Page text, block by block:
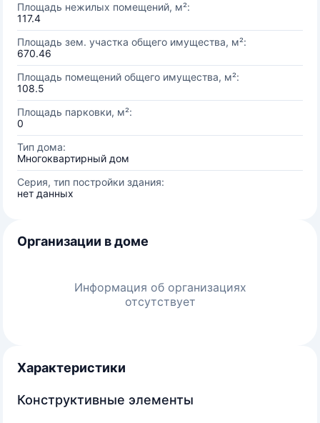
Площадь нежилых помещений, м²:
117.4
Площадь зем. участка общего имущества, м²:
670.46
Площадь помещений общего имущества, м²:
108.5
Площадь парковки, м²:
0
Тип дома:
Многоквартирный дом
Серия, тип постройки здания:
нет данных
Организации в доме
Информация об организациях
отсутствует
Характеристики
Конструктивные элементы